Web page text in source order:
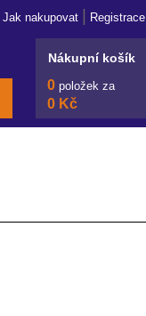
Jak nakupovat | Registrace
Nákupní košík
0položek za
0 Kč